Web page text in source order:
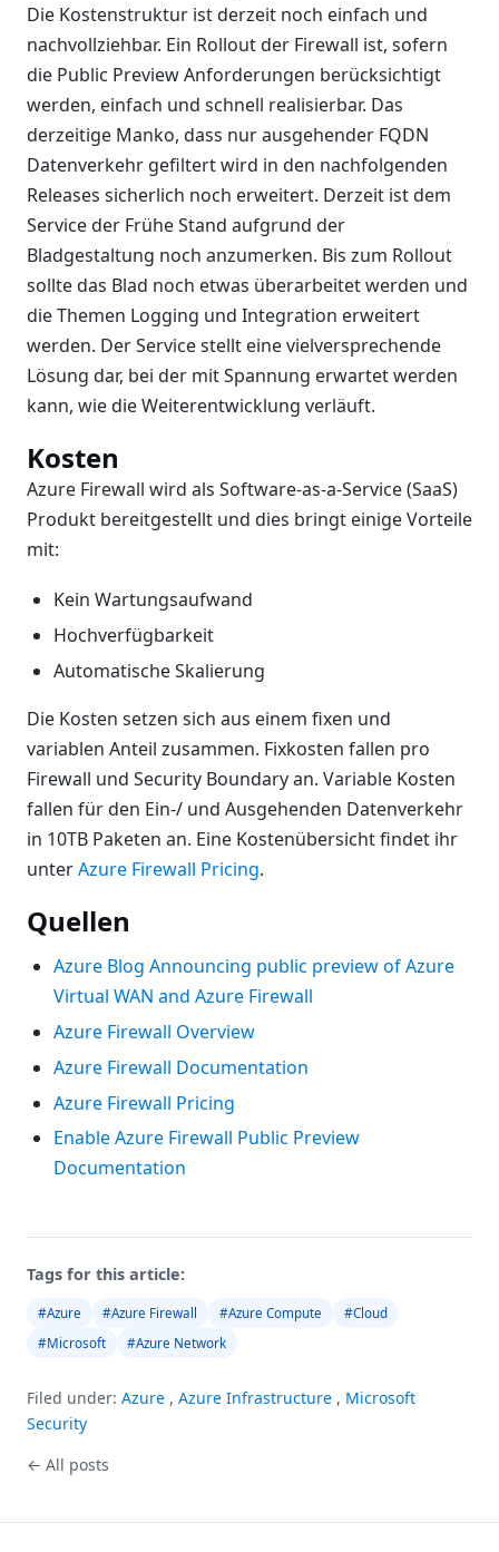
Die Kostenstruktur ist derzeit noch einfach und
nachvollziehbar. Ein Rollout der Firewall ist, sofern
die Public Preview Anforderungen berücksichtigt
werden, einfach und schnell realisierbar. Das
derzeitige Manko, dass nur ausgehender FQDN
Datenverkehr gefiltert wird in den nachfolgenden
Releases sicherlich noch erweitert. Derzeit ist dem
Service der Frühe Stand aufgrund der
Bladgestaltung noch anzumerken. Bis zum Rollout
sollte das Blad noch etwas überarbeitet werden und
die Themen Logging und Integration erweitert
werden. Der Service stellt eine vielversprechende
Lösung dar, bei der mit Spannung erwartet werden
kann, wie die Weiterentwicklung verläuft.
Kosten
Azure Firewall wird als Software-as-a-Service (SaaS)
Produkt bereitgestellt und dies bringt einige Vorteile
mit:
Kein Wartungsaufwand
Hochverfügbarkeit
Automatische Skalierung
Die Kosten setzen sich aus einem fixen und
variablen Anteil zusammen. Fixkosten fallen pro
Firewall und Security Boundary an. Variable Kosten
fallen für den Ein-/ und Ausgehenden Datenverkehr
in 10TB Paketen an. Eine Kostenübersicht findet ihr
unterAzure Firewall Pricing.
Quellen
Azure Blog Announcing public preview of Azure
Virtual WAN and Azure Firewall
Azure Firewall Overview
Azure Firewall Documentation
Azure Firewall Pricing
Enable Azure Firewall Public Preview
Documentation
Tags for this article:
#Azure #Azure Firewall #Azure Compute
#Cloud
#Microsoft
#Azure Network
Filed under: Azure , Azure Infrastructure , Microsoft
Security
← All posts